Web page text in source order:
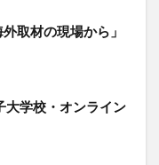
取材の現場から」
大学校・オンライン